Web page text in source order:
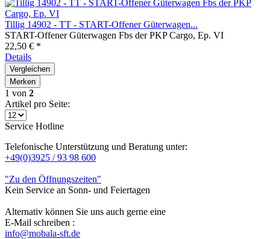
Tillig 14902 - TT - START-Offener Güterwagen...
START-Offener Güterwagen Fbs der PKP Cargo, Ep. VI
22,50 € *
Details
Vergleichen
Merken
1 von 2
Artikel pro Seite:
Service Hotline
Telefonische Unterstützung und Beratung unter:
+49(0)3925 / 93 98 600
"Zu den Öffnungszeiten"
Kein Service an Sonn- und Feiertagen
Alternativ können Sie uns auch gerne eine
E-Mail schreiben :
info@mobala-sft.de